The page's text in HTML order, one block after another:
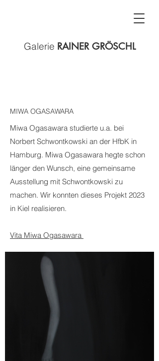
Galerie RAINER GRÖSCHL
MIWA OGASAWARA
Miwa Ogasawara studierte u.a. bei
Norbert Schwontkowski an der HfbK in
Hamburg. Miwa Ogasawara hegte schon
länger den Wunsch, eine gemeinsame
Ausstellung mit Schwontkowski zu
machen. Wir konnten dieses Projekt 2023
in Kiel realisieren.
Vita Miwa Ogasawara